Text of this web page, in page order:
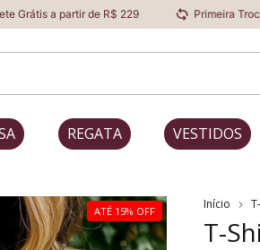
de R$ 229 Primeira Troca Grátis
REGATA VESTIDOS
ATÉ 15% OFF Início
T-